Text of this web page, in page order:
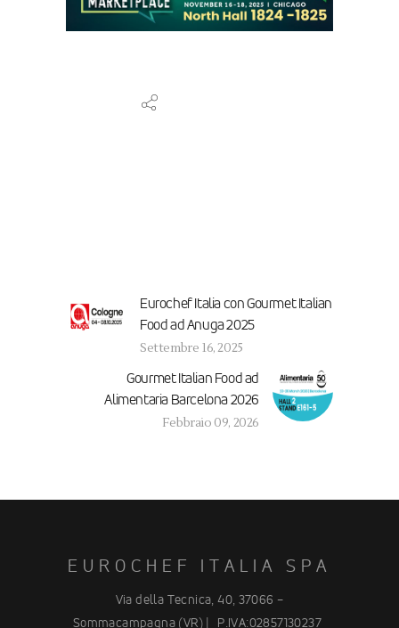
Eurochef Italia con Gourmet Italian
Food ad Anuga 2025
Settembre 16, 2025
Gourmet Italian Food ad
Alimentaria Barcelona 2026
Febbraio 09, 2026
EUROCHEF ITALIA SPA
Via della Tecnica, 40, 37066 –
Sommacampagna (VR) |
P.IVA:02857130237